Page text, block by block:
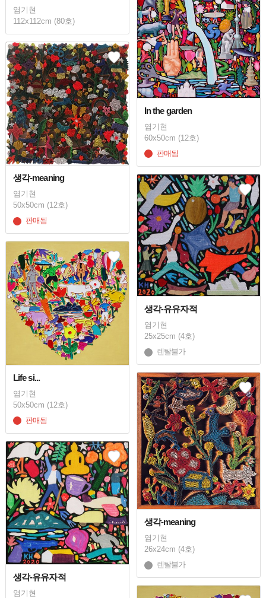
염기현
112x112cm (80호)
In the garden
염기현
60x50cm (12호)
판매됨
생각-meaning
염기현
50x50cm (12호)
판매됨
생각-유유자적
염기현
25x25cm (4호)
렌탈불가
Life si...
염기현
50x50cm (12호)
판매됨
생각-meaning
염기현
26x24cm (4호)
렌탈불가
생각-유유자적
염기현